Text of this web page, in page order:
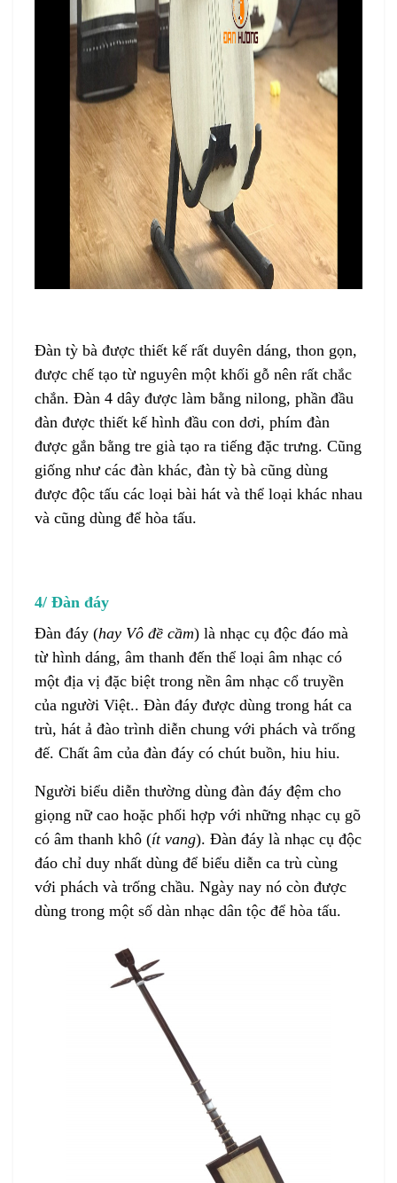
Đàn tỳ bà được thiết kế rất duyên dáng, thon gọn,
được chế tạo từ nguyên một khối gỗ nên rất chắc
chắn. Đàn 4 dây được làm bằng nilong, phần đầu
đàn được thiết kế hình đầu con dơi, phím đàn
được gắn bằng tre già tạo ra tiếng đặc trưng. Cũng
giống như các đàn khác, đàn tỳ bà cũng dùng
được độc tấu các loại bài hát và thể loại khác nhau
và cũng dùng để hòa tấu.
4/ Đàn đáy
Đàn đáy (hay Vô đề cầm) là nhạc cụ độc đáo mà
từ hình dáng, âm thanh đến thể loại âm nhạc có
một địa vị đặc biệt trong nền âm nhạc cổ truyền
của người Việt.. Đàn đáy được dùng trong hát ca
trù, hát ả đào trình diễn chung với phách và trống
đế. Chất âm của đàn đáy có chút buồn, hiu hiu.
Người biểu diễn thường dùng đàn đáy đệm cho
giọng nữ cao hoặc phối hợp với những nhạc cụ gõ
có âm thanh khô (ít vang). Đàn đáy là nhạc cụ độc
đáo chỉ duy nhất dùng để biểu diễn ca trù cùng
với phách và trống chầu. Ngày nay nó còn được
dùng trong một số dàn nhạc dân tộc để hòa tấu.